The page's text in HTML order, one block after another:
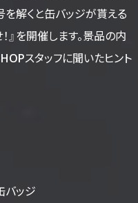
解くと缶バッジが貰える
』を開催します。景品の内
スタッフに聞いたヒント
バッジ